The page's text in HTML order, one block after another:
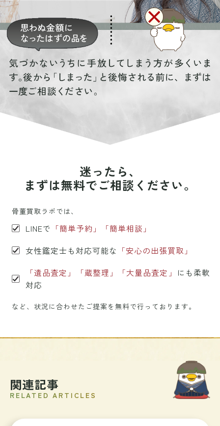
迷ったら、
まずは無料でご相談ください。
骨董買取ラボでは、
LINEで 「簡単予約」「簡単相談」
女性鑑定士も対応可能な 「安心の出張買取」
「遺品査定」「蔵整理」「大量品査定」 にも柔軟
対応
など、状況に合わせたご提案を無料で行っております。
関連記事
RELATED ARTICLES